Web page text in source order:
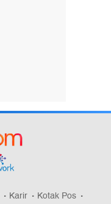
Karir
Kotak Pos